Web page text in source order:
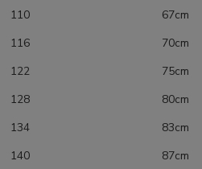
110
116
122
128
134
140